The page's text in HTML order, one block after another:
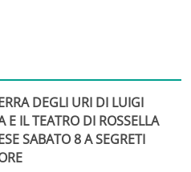
DEGLI URI DI LUIGI
E IL TEATRO DI ROSSELLA
SABATO 8 A SEGRETI